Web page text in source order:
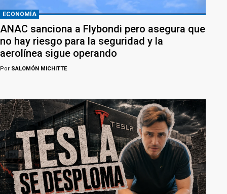
ECONOMÍA
ANAC sanciona a Flybondi pero asegura que
no hay riesgo para la seguridad y la
aerolínea sigue operando
Por SALOMÓN MICHITTE